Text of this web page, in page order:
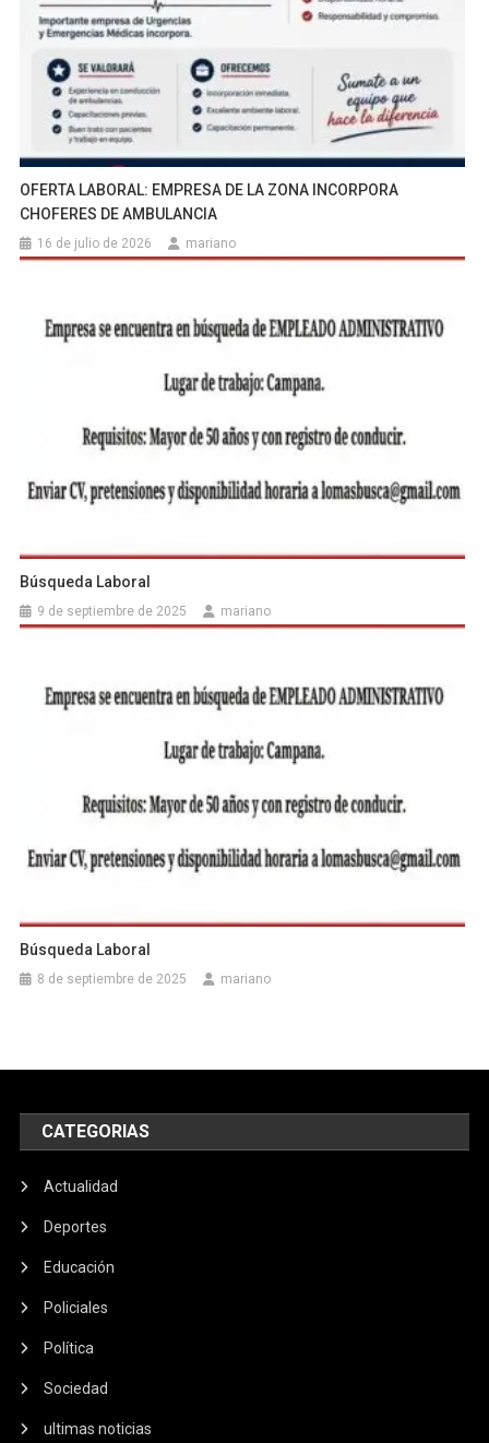
OFERTA LABORAL: EMPRESA DE LA ZONA INCORPORA
CHOFERES DE AMBULANCIA
16 de julio de 2026 mariano
Búsqueda Laboral
9 de septiembre de 2025 mariano
Búsqueda Laboral
8 de septiembre de 2025 mariano
CATEGORIAS
Actualidad
Deportes
Educación
Policiales
Política
Sociedad
ultimas noticias